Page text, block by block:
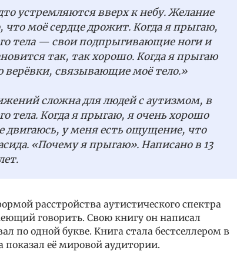
устремляются вверх к небу. Желание
моё сердце дрожит. Когда я прыгаю,
тела — свои подпрыгивающие ноги и
так, так хорошо. Когда я прыгаю
верёвки, связывающие моё тело.»
сложна для людей с аутизмом, в
тела. Когда я прыгаю, я очень хорошо
двигаюсь, у меня есть ощущение, что
«Почему я прыгаю». Написано в 13
расстройства аутистического спектра
говорить. Свою книгу он написал
по одной букве. Книга стала бестселлером в
её мировой аудитории.